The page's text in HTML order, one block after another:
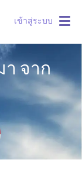
เข้าสู่ระบบ
จาก